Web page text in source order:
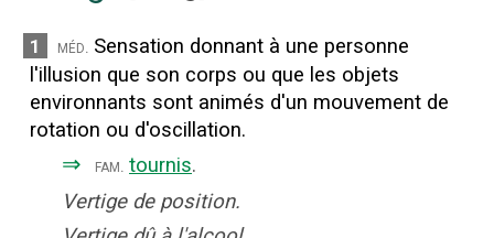
1 méd. Sensation donnant à une personne
l'illusion que son corps ou que les objets
environnants sont animés d'un mouvement de
rotation ou d'oscillation.
⇒ fam. tournis.
Vertige de position.